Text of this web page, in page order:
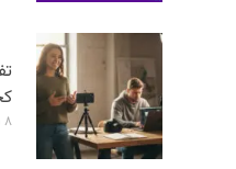
۸ بهمن ۱۴۰۴